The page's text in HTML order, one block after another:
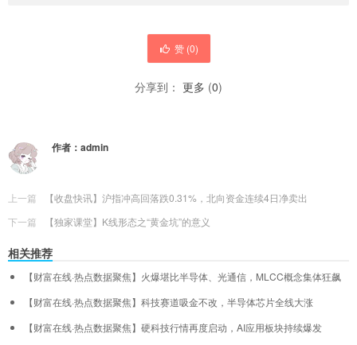
赞 (0)
分享到： 更多 (0)
作者： admin
上一篇
【收盘快讯】沪指冲高回落跌0.31%，北向资金连续4日净卖出
下一篇
【独家课堂】K线形态之“黄金坑”的意义
相关推荐
【财富在线·热点数据聚焦】火爆堪比半导体、光通信，MLCC概念集体狂飙
【财富在线·热点数据聚焦】科技赛道吸金不改，半导体芯片全线大涨
【财富在线·热点数据聚焦】硬科技行情再度启动，AI应用板块持续爆发